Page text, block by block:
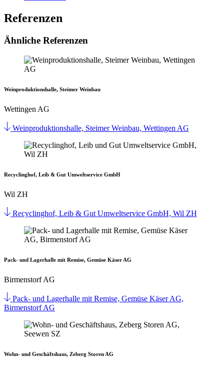
Referenzen
Ähnliche Referenzen
Weinproduktionshalle, Steimer Weinbau
Wettingen AG
Weinproduktionshalle, Steimer Weinbau, Wettingen AG
Recyclinghof, Leib & Gut Umweltservice GmbH
Wil ZH
Recyclinghof, Leib & Gut Umweltservice GmbH, Wil ZH
Pack- und Lagerhalle mit Remise, Gemüse Käser AG
Birmenstorf AG
Pack- und Lagerhalle mit Remise, Gemüse Käser AG,
Birmenstorf AG
Wohn- und Geschäftshaus, Zeberg Storen AG